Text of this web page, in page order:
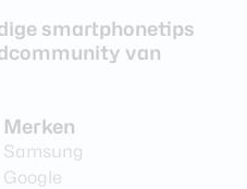
smartphonetips
van
Merken
Samsung
Google